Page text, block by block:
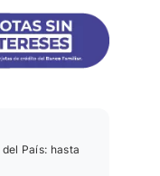
País: hasta